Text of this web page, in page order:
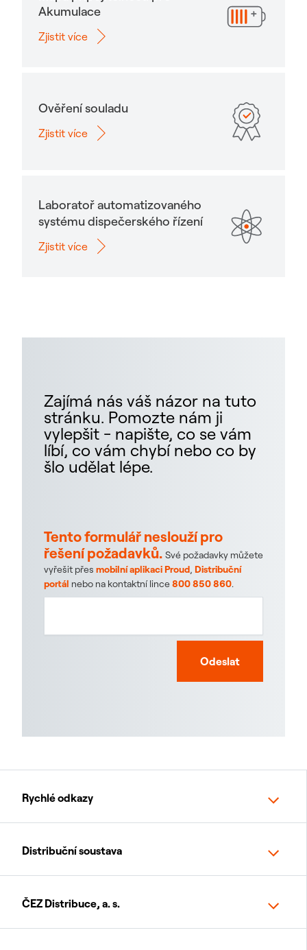
Akumulace
Zjistit více
Ověření souladu
Zjistit více
Laboratoř automatizovaného
systému dispečerského řízení
Zjistit více
Zajímá nás váš názor na tuto
stránku. Pomozte nám ji
vylepšit - napište, co se vám
líbí, co vám chybí nebo co by
šlo udělat lépe.
Tento formulář neslouží pro
řešení požadavků. Své požadavky můžete
vyřešit přes mobilní aplikaci Proud, Distribuční
portál nebo na kontaktní lince800 850 860.
Odeslat
Rychlé odkazy
Distribuční soustava
ČEZ Distribuce, a. s.